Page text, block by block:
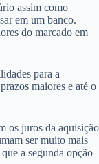
assim como
em um banco.
do marcado em
para a
maiores e até o
os juros da aquisição
ser muito mais
a segunda opção